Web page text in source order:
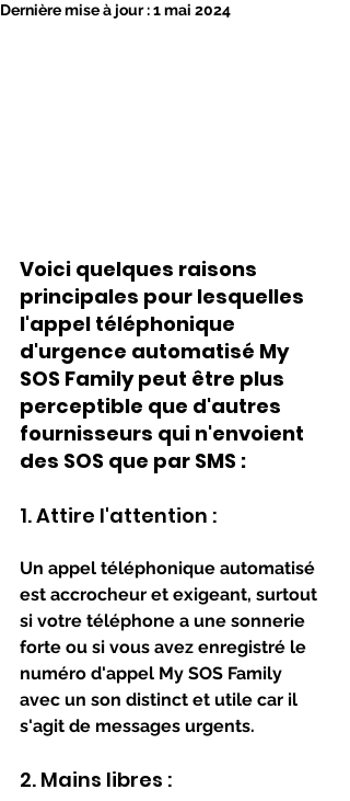
Dernière mise à jour :1 mai 2024
Voici quelques raisons
principales pour lesquelles
l'appel téléphonique
d'urgence automatisé My
SOS Family peut être plus
perceptible que d'autres
fournisseurs qui n'envoient
des SOS que par SMS :
1. Attire l'attention :
Un appel téléphonique automatisé
est accrocheur et exigeant, surtout
si votre téléphone a une sonnerie
forte ou si vous avez enregistré le
numéro d'appel My SOS Family
avec un son distinct et utile car il
s'agit de messages urgents.
2. Mains libres :